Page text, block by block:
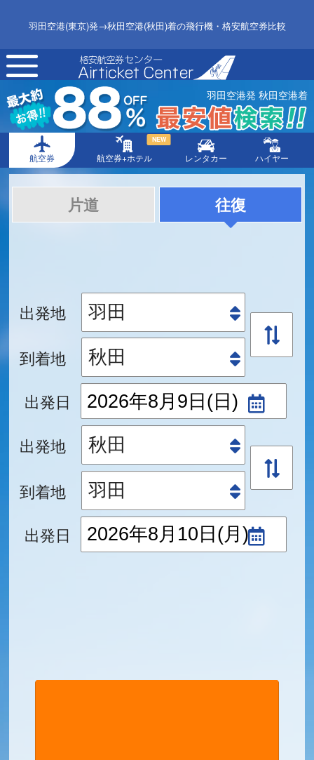
羽田空港(東京)発→秋田空港(秋田)着の飛行機・格安航空券比較
toggle
navigation
羽田空港発 秋田空港着
航空券 航空券+ホテル
NEW
レンタカー ハイヤー
片道 往復
出発地
到着地
出発日
出発地
到着地
出発日